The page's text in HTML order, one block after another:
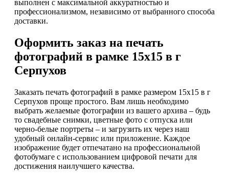
выполнен с максимальной аккуратностью и
профессионализмом, независимо от выбранного способа
доставки.
Оформить заказ на печать
фотографий в рамке 15х15 в г
Серпухов
Заказать печать фотографий в рамке размером 15х15 в г
Серпухов проще простого. Вам лишь необходимо
выбрать желаемые фотографии из вашего архива – будь
то свадебные снимки, цветные фото с отпуска или
черно-белые портреты – и загрузить их через наш
удобный онлайн-сервис или приложение. Каждое
изображение будет отпечатано на профессиональной
фотобумаге с использованием цифровой печати для
достижения наилучшего качества.